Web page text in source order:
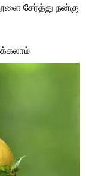
சேர்த்து நன்கு